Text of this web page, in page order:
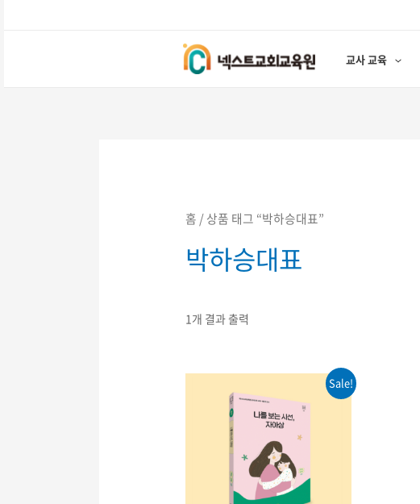
교사 교육
홈 / 상품 태그 “박하승대표”
박하승대표
1개 결과 출력
Sale!